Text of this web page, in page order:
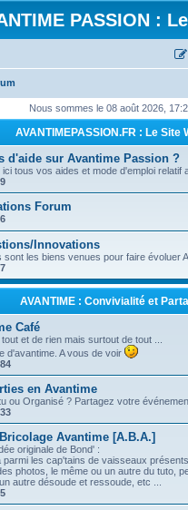
PASSION :
Nous sommes le 08 août 2026,
AVANTIMEPASSION.FR : Le Site
d'aide sur Avantime Passion ?
tous vos aides et mode d'emploi relatif
Forum
Innovations
sont les biens venues pour faire évoluer
AVANTIME : Convivialité et
Café
et de rien mais surtout de tout ...
d'avantime. A vous de voir
en Avantime
ou Organisé ? Partagez votre
Avantime [A.B.A.]
originale de Bond' :
parmi les cap'tains de vaisseaux
photos, le même ou un autre du tuto,
autre désoude et ressoude, etc ...